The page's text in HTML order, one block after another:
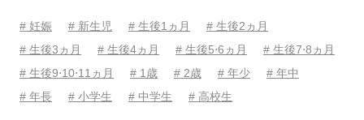
# 妊娠 # 新生児 # 生後1ヵ月
# 生後2ヵ月
# 生後3ヵ月
# 生後4ヵ月 # 生後5⋅6ヵ月
# 生後7⋅8ヵ月
# 生後9⋅10⋅11ヵ月
# 1歳 # 2歳 # 年少
# 年中
# 年長
# 小学生 # 中学生 # 高校生